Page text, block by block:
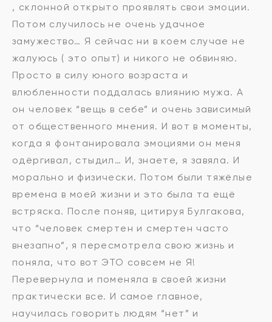
, склонной открыто проявлять свои эмоции.
Потом случилось не очень удачное
замужество… Я сейчас ни в коем случае не
жалуюсь ( это опыт) и никого не обвиняю.
Просто в силу юного возраста и
влюбленности поддалась влиянию мужа. А
он человек “вещь в себе” и очень зависимый
от общественного мнения. И вот в моменты,
когда я фонтанировала эмоциями он меня
одёргивал, стыдил… И, знаете, я завяла. И
морально и физически. Потом были тяжёлые
времена в моей жизни и это была та ещё
встряска. После поняв, цитируя Булгакова,
что “человек смертен и смертен часто
внезапно”, я пересмотрела свою жизнь и
поняла, что вот ЭТО совсем не Я!
Перевернула и поменяла в своей жизни
практически все. И самое главное,
научилась говорить людям “нет” и